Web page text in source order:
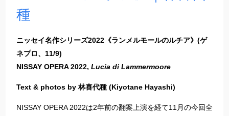
種
ニッセイ名作シリーズ2022《ランメルモールのルチア》(ゲ
ネプロ、11/9)
NISSAY OPERA 2022, Lucia di Lammermoore
Text & photos by 林喜代種 (Kiyotane Hayashi)
NISSAY OPERA 2022は2年前の翻案上演を経て11月の今回全